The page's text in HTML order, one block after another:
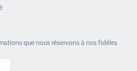
que nous réservons à nos fidèles